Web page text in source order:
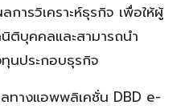
ารวิเคราะห์ธุรกิจ เพื่อให้ผู้
ติบุคคลและสามารถนำ
นประกอบธุรกิจ
างแอพพลิเคชั่น DBD e-